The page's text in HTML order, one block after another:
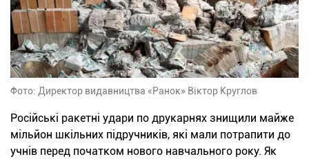
Фото: Директор видавництва «Ранок» Віктор Круглов
Російські ракетні удари по друкарнях знищили майже
мільйон шкільних підручників, які мали потрапити до
учнів перед початком нового навчального року. Як